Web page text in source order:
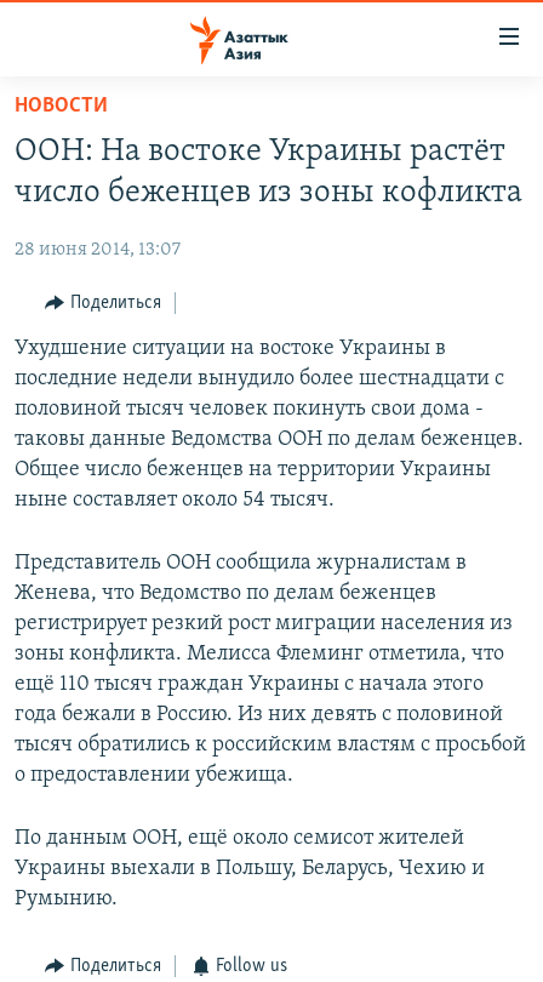
Вернуться
основному
содержанию
навигации
Вернутся
поиску
КАЗАХСТАН
УЗБЕКИСТАН
ТАДЖИКИСТАН
НА ДРУГИХ ЯЗЫКАХ
ҚАЗАҚША
КЫРГЫЗЧА
ЎЗБЕКЧА
ТОҶИКӢ
TÜRKMENÇE
Все сайты РСЕ/РС
НОВОСТИ
ООН: На востоке Украины растёт
число беженцев из зоны кофликта
28 июня 2014, 13:07
Поделиться
Ухудшение ситуации на востоке Украины в
последние недели вынудило более шестнадцати с
половиной тысяч человек покинуть свои дома -
таковы данные Ведомства ООН по делам беженцев.
Общее число беженцев на территории Украины
ныне составляет около 54 тысяч.
Представитель ООН сообщила журналистам в
Женева, что Ведомство по делам беженцев
регистрирует резкий рост миграции населения из
зоны конфликта. Мелисса Флеминг отметила, что
ещё 110 тысяч граждан Украины с начала этого
года бежали в Россию. Из них девять с половиной
тысяч обратились к российским властям с просьбой
о предоставлении убежища.
По данным ООН, ещё около семисот жителей
Украины выехали в Польшу, Беларусь, Чехию и
Румынию.
Поделиться Follow us